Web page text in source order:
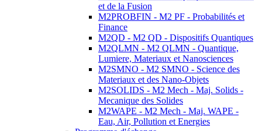
et de la Fusion
M2PROBFIN - M2 PF - Probabilités et
Finance
M2QD - M2 QD - Dispositifs Quantiques
M2QLMN - M2 QLMN - Quantique,
Lumiere, Materiaux et Nanosciences
M2SMNO - M2 SMNO - Science des
Materiaux et des Nano-Objets
M2SOLIDS - M2 Mech - Maj. Solids -
Mecanique des Solides
M2WAPE - M2 Mech - Maj. WAPE -
Eau, Air, Pollution et Energies